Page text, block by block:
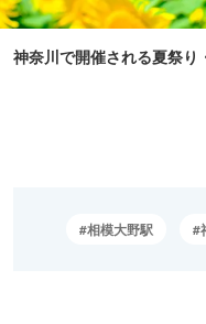
神奈川で開催される夏祭り
相模大野駅